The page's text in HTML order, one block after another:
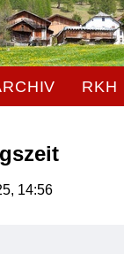
RKH
14:56